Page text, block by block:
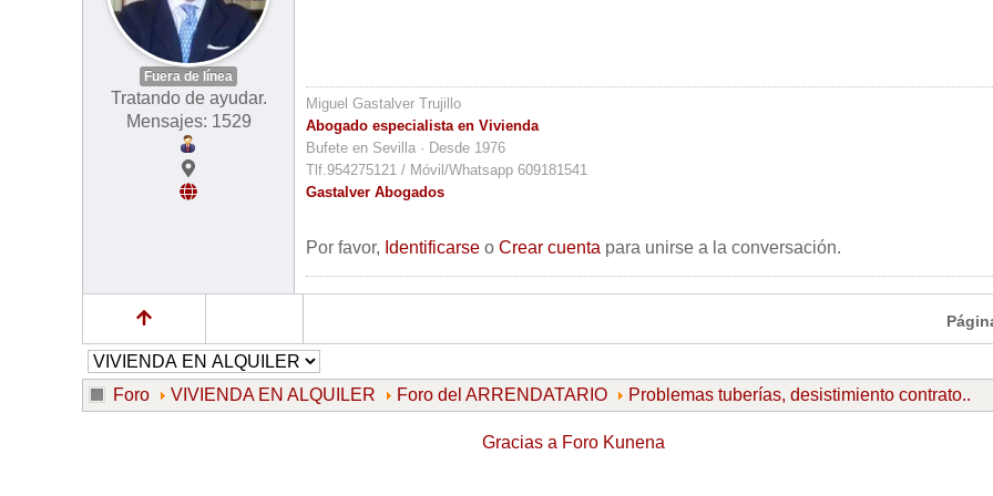
Fuera de línea
Tratando de ayudar.
Mensajes: 1529
Miguel Gastalver Trujillo
Abogado especialista en Vivienda
Bufete en Sevilla · Desde 1976
Tlf.954275121 / Móvil/Whatsapp 609181541
Gastalver Abogados
Por favor, Identificarse o Crear cuenta para unirse a la conversación.
Foro VIVIENDA EN ALQUILER Foro del ARRENDATARIO Problemas tuberías, desistimiento contrato..
Gracias a Foro Kunena